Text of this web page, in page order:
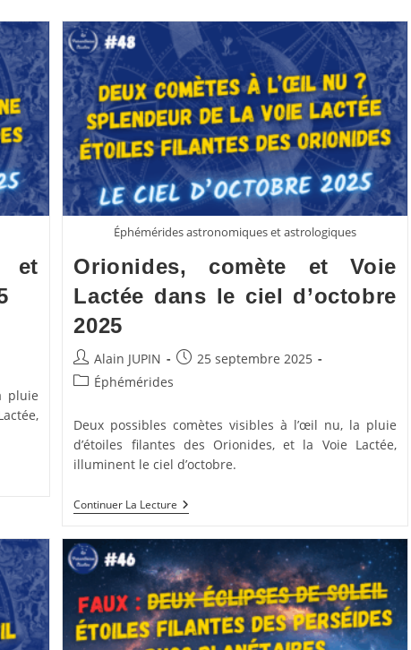
search
et
pluie
Éphémérides astronomiques et astrologiques
Orionides, comète et Voie
Lactée dans le ciel d’octobre
2025
Auteur/autrice
de
Alain JUPIN
Publication
25 septembre 2025
PostÉphémérides
Deux possibles comètes visibles à l’œil nu, la pluie
d’étoiles filantes des Orionides, et la Voie Lactée,
illuminent le ciel d’octobre.
Continuer La Lecture Orionides,
Comète
Voie
Lactée
Dans
Le
Ciel
D’octobre
2025